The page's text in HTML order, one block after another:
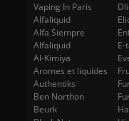
Vaping In Paris
Alfaliquid
Alfa Siempre
Alfaliquid
Al-Kimiya
Aromes et liquides
Authentiks
Ben Northon
Beurk
E-